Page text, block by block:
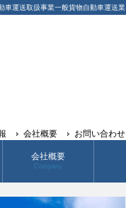
一般貨物自動車運送業
車運送取扱事業
会社概要 お問い合わせ
会社概要
Company